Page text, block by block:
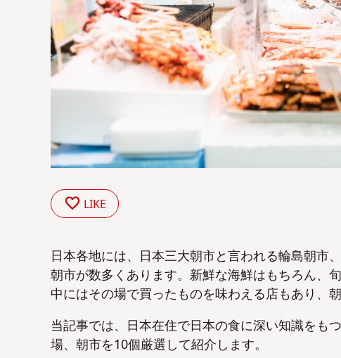
LIKE
日本各地には、日本三大朝市と言われる輪島朝市
朝市が数多くあります。新鮮な海鮮はもちろん、
中にはその場で買ったものを味わえる店もあり、
当記事では、日本在住で日本の食に深い知識をも
場、朝市を10個厳選して紹介します。